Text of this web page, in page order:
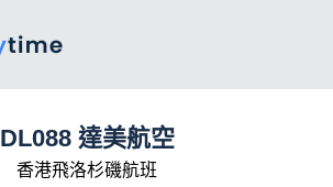
DL088 達美航空
香港飛洛杉磯航班